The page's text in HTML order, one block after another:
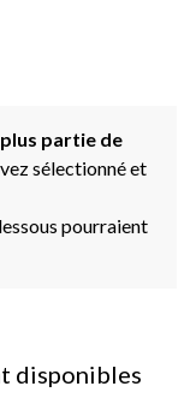
partie de
sélectionné et
pourraient
disponibles